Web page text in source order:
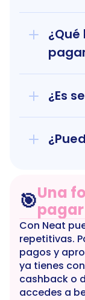
¿Es
🎯Una
Con Neat
repetitivas.
pagos y
ya tienes
cashback o
accedes a